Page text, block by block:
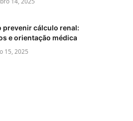
prevenir cálculo renal:
e orientação médica
15, 2025